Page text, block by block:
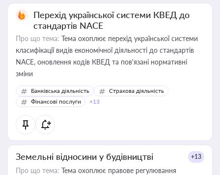
Перехід української системи КВЕД до
стандартів NACE
Про що тема: Тема охоплює перехід української системи
класифікації видів економічної діяльності до стандартів
NACE, оновлення кодів КВЕД та пов'язані нормативні
зміни
Банківська діяльність
Страхова діяльність
Фінансові послуги
+13
Земельні відносини у будівництві +13
Про що тема: Тема охоплює правове регулювання